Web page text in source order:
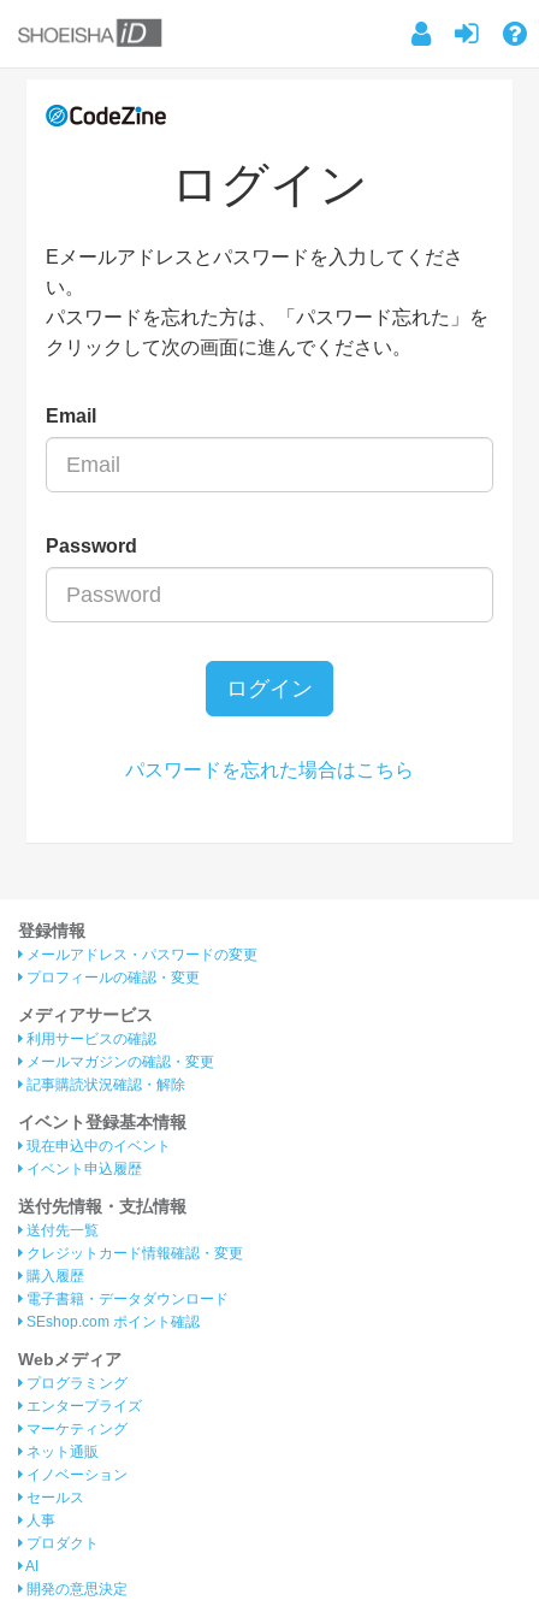
ログイン
Eメールアドレスとパスワードを入力してくださ
い。
パスワードを忘れた方は、「パスワード忘れた」を
クリックして次の画面に進んでください。
Email
Password
ログイン
パスワードを忘れた場合はこちら
登録情報
メールアドレス・パスワードの変更
プロフィールの確認・変更
メディアサービス
利用サービスの確認
メールマガジンの確認・変更
記事購読状況確認・解除
イベント登録基本情報
現在申込中のイベント
イベント申込履歴
送付先情報・支払情報
送付先一覧
クレジットカード情報確認・変更
購入履歴
電子書籍・データダウンロード
SEshop.com ポイント確認
Webメディア
プログラミング
エンタープライズ
マーケティング
ネット通販
イノベーション
セールス
人事
プロダクト
AI
開発の意思決定